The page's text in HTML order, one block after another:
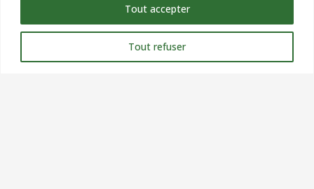
Tout refuser
Tout accepter
Siège Social : 9 chemin du clos, ZA les petits champs,
26120 MONTELIER